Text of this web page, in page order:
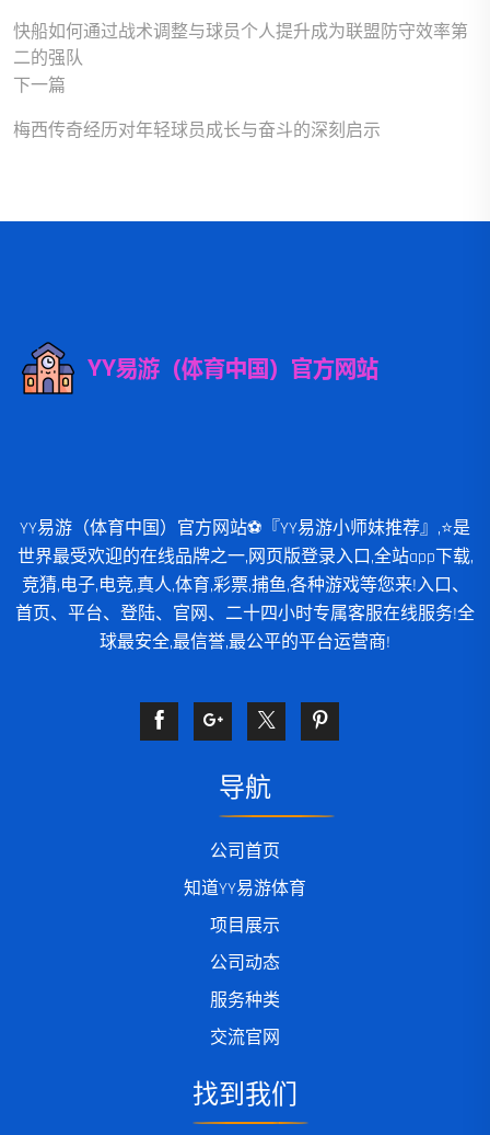
快船如何通过战术调整与球员个人提升成为联盟防守效率第
二的强队
下一篇
梅西传奇经历对年轻球员成长与奋斗的深刻启示
YY易游（体育中国）官方网站⚽️『YY易游小师妹推荐』,⭐️是
世界最受欢迎的在线品牌之一,网页版登录入口,全站app下载,
竞猜,电子,电竞,真人,体育,彩票,捕鱼,各种游戏等您来!入口、
首页、平台、登陆、官网、二十四小时专属客服在线服务!全
球最安全,最信誉,最公平的平台运营商!
导航
公司首页
知道YY易游体育
项目展示
公司动态
服务种类
交流官网
找到我们